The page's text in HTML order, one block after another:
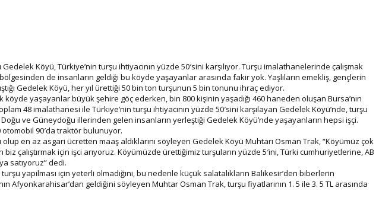
Gedelek Köyü, Türkiye’nin turşu ihtiyacının yüzde 50′sini karşılıyor. Turşu imalathanelerinde çalışmak
de insanların geldiği bu köyde yaşayanlar arasında fakir yok. Yaşlıların emekliş, gençlerin
Gedelek Köyü, her yıl ürettiği 50 bin ton turşunun 5 bin tonunu ihraç ediyor.
yaşayanlar büyük şehire göç ederken, bin 800 kişinin yaşadığı 460 haneden oluşan Bursa’nın
48 imalathanesi ile Türkiye’nin turşu ihtiyacının yüzde 50′sini karşılayan Gedelek Köyü’nde, turşu
Doğu ve Güneydoğu illerinden gelen insanların yerleştiği Gedelek Köyü’nde yaşayanların hepsi işçi.
otomobil 90′da traktör bulunuyor.
en az asgari ücretten maaş aldıklarını söyleyen Gedelek Köyü Muhtarı Osman Trak, “Köyümüz çok
çalıştırmak için işci arıyoruz. Köyümüzde ürettiğimiz turşuların yüzde 5′ini, Türki cumhuriyetlerine, AB
satıyoruz” dedi.
yapılması için yeterli olmadığını, bu nedenle küçük salatalıkların Balıkesir’den biberlerin
Afyonkarahisar’dan geldiğini söyleyen Muhtar Osman Trak, turşu fiyatlarının 1. 5 ile 3. 5 TL arasında